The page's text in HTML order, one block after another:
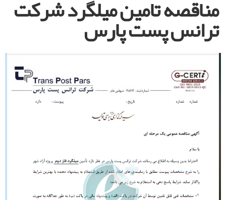
مناقصه تامین میلگرد شرکت
ترانس پست پارس